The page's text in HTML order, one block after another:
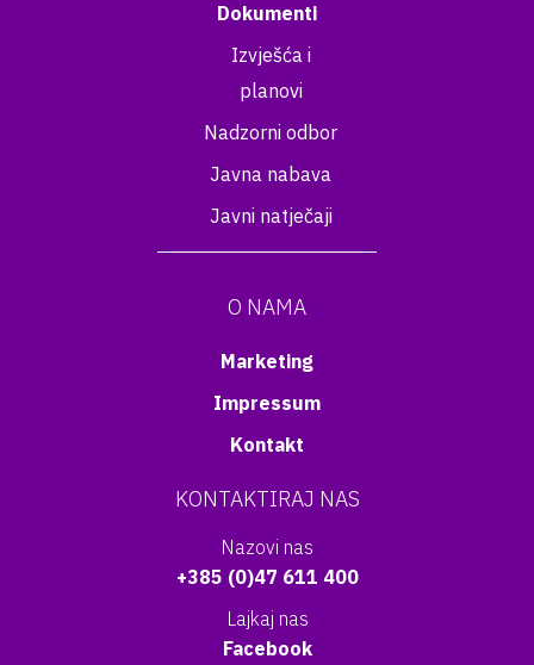
Dokumenti
Izvješća i
planovi
Nadzorni odbor
Javna nabava
Javni natječaji
O NAMA
Marketing
Impressum
Kontakt
KONTAKTIRAJ NAS
Nazovi nas
+385 (0)47 611 400
Lajkaj nas
Facebook